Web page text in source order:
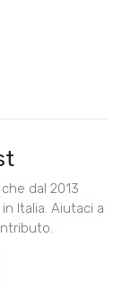
dal 2013
Italia. Aiutaci a